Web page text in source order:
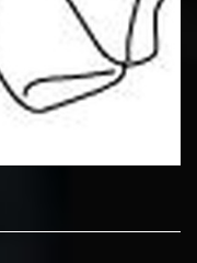
⑨Pink
⑥Red
⑥Red